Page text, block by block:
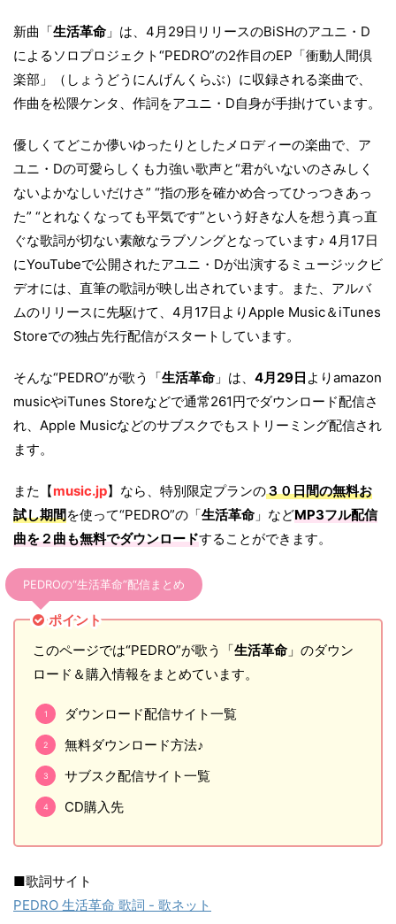
新曲「生活革命 」は、4月29日リリースのBiSHのアユニ・D
によるソロプロジェクト“PEDRO”の2作目のEP「衝動人間倶
楽部」（しょうどうにんげんくらぶ）に収録される楽曲で、
作曲を松隈ケンタ、作詞をアユニ・D自身が手掛けています。
優しくてどこか儚いゆったりとしたメロディーの楽曲で、ア
ユニ・Dの可愛らしくも力強い歌声と“君がいないのさみしく
ないよかなしいだけさ” “指の形を確かめ合ってひっつきあっ
た” “とれなくなっても平気です”という好きな人を想う真っ直
ぐな歌詞が切ない素敵なラブソングとなっています♪ 4月17日
にYouTubeで公開されたアユニ・Dが出演するミュージックビ
デオには、直筆の歌詞が映し出されています。また、アルバ
ムのリリースに先駆けて、4月17日よりApple Music＆iTunes
Storeでの独占先行配信がスタートしています。
そんな“PEDRO”が歌う「生活革命 」は、 4月29日 よりamazon
musicやiTunes Storeなどで通常261円でダウンロード配信さ
れ、Apple Musicなどのサブスクでもストリーミング配信され
ます。
また【music.jp】なら、特別限定プランの３０日間の無料お
試し期間を使って“PEDRO”の「生活革命 」などMP3フル配信
曲を２曲も無料でダウンロードすることができます。
PEDROの“生活革命”配信まとめ
ポイント
このページでは“PEDRO”が歌う「生活革命 」のダウン
ロード＆購入情報をまとめています。
ダウンロード配信サイト一覧
無料ダウンロード方法♪
サブスク配信サイト一覧
CD購入先
■歌詞サイト
PEDRO 生活革命 歌詞 - 歌ネット